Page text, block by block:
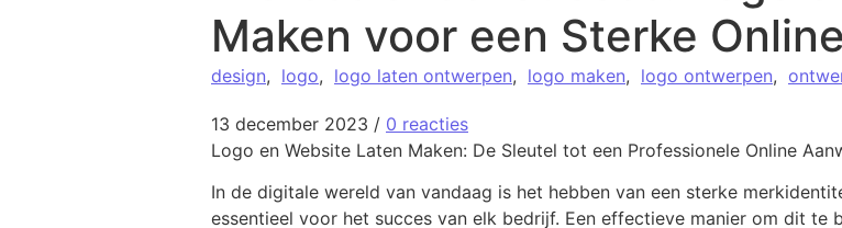
Maken voor een Sterke
design, logo, logo laten ontwerpen, logo maken, logo ontwerpen,
13 december 2023 / 0 reacties
Logo en Website Laten Maken: De Sleutel tot een Professionele Online
In de digitale wereld van vandaag is het hebben van een sterke
essentieel voor het succes van elk bedrijf. Een effectieve manier om dit te